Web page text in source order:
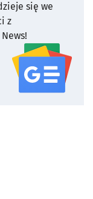
się we
z
serwisu